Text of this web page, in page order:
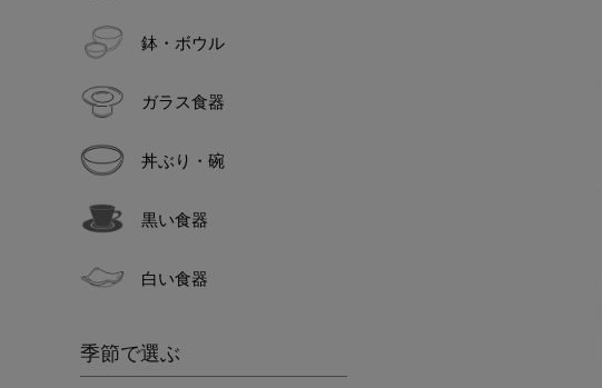
鉢・ボウル
ガラス食器
丼ぶり・碗
黒い食器
白い食器
季節で選ぶ